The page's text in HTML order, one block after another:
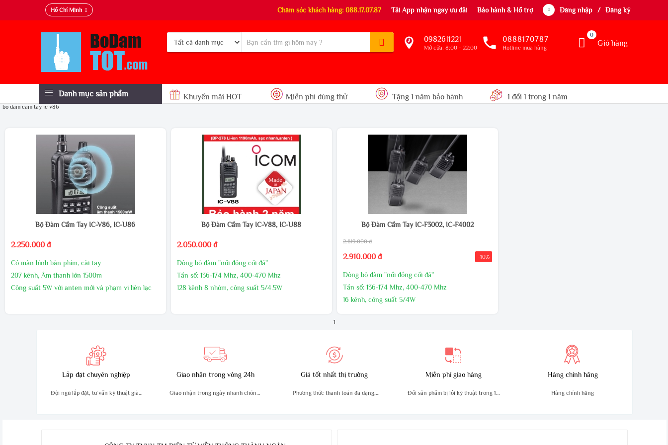
Hồ Chí Minh Chăm sóc khách hàng: 088.17.07.87 Tải App nhận ngay ưu đãi Bảo hành & Hổ trợ Đăng nhập / Đăng ký
0982611221
Mở cửa: 8:00 - 22:00
0888170787
Hotline mua hàng Giỏ hàng
0
Danh mục sản phẩm Khuyến mãi HOT Miễn phí dùng thử Tặng 1 năm bảo hành 1 đổi 1 trong 1 năm
bo dam cam tay ic v86
Bộ Đàm Cầm Tay IC-V86, IC-U86
2.250.000 đ
Có màn hình bàn phím, cài tay
207 kênh, Âm thanh lớn 1500m
Công suất 5W với anten mới và phạm vi liên lạc
Bộ Đàm Cầm Tay IC-V88, IC-U88
2.050.000 đ
Dòng bộ đàm "nồi đồng cối đá"
Tần số: 136-174 Mhz, 400-470 Mhz
128 kênh 8 nhóm, công suất 5/4.5W
Bộ Đàm Cầm Tay IC-F3002, IC-F4002
2.619.000 đ
2.910.000 đ -10%
Dòng bộ đàm "nồi đồng cối đá"
Tần số: 136-174 Mhz, 400-470 Mhz
16 kênh, công suất 5/4W
Tiêu chuẩn quân sự mỹ MIL810 C,D và E
1
Lắp đặt chuyên nghiệp
Đội ngũ lắp đặt, tư vấn kỹ thuật giàu
Giao nhận trong vòng 24h
Giao nhận trong ngày nhanh chóng,
Giá tốt nhất thị trường
Phương thức thanh toán đa dạng,
Miễn phí giao hàng
Đổi sản phẩm bị lỗi kỹ thuật trong 10
Hàng chính hãng
Hàng chính hãng